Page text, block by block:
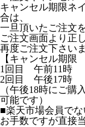
キャンセル期限ネ
合は、
一旦頂いたご注文
ご注文画面より正
再度ご注文下さい
【キャンセル期限
1回目 午前11時
2回目 午後17時
（午後18時にご購
可能です）
■楽天市場会員で
お手数ですが直接